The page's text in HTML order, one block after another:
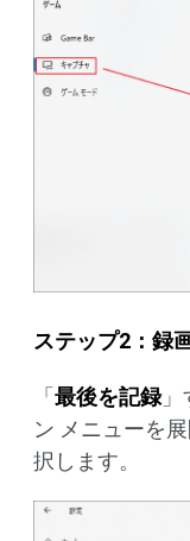
ステップ2：録
「 最後を記録」
ン メニューを
択します。